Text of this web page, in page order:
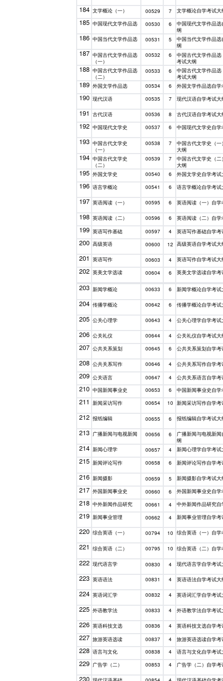
184 文学概论（一） 00529 7 文学概论自学考试大
185 中国现代文学作品选 00530 6
中国现代文学作品
纲
186 中国当代文学作品选 00531 5
中国当代文学作品
纲
187 中国古代文学作品选
（一）
00532 6
中国古代文学作品
考试大纲
188 中国古代文学作品选
（二）
00533 6
中国古代文学作品
考试大纲
189 外国文学作品选 00534 6 外国文学作品选自
190 现代汉语 00535 7 现代汉语自学考试大
191 古代汉语 00536 8 古代汉语自学考试大
192 中国现代文学史 00537 6 中国现代文学史自
193 中国古代文学史
（一）
00538 7
中国古代文学史（
大纲
194 中国古代文学史
（二）
00539 7
中国古代文学史（
大纲
195 外国文学史 00540 6 外国文学史自学考试
196 语言学概论 00541 6 语言学概论自学考试
197 英语阅读（一） 00595 6 英语阅读（一）自
198 英语阅读（二） 00596 6 英语阅读（二）自
199 英语写作基础 00597 4 英语写作基础自学考
200 高级英语 00600 12 高级英语自学考试大
201 英语写作 00603 4 英语写作自学考试大
202 英美文学选读 00604 6 英美文学选读自学考
203 新闻学概论 00633 6 新闻学概论自学考试
204 传播学概论 00642 6 传播学概论自学考试
205 公关心理学 00643 4 公关心理学自学考试
206 公关礼仪 00644 4 公关礼仪自学考试大
207 公共关系策划 00645 6 公共关系策划自学考
208 公共关系写作 00646 4 公共关系写作自学考
209 公关语言 00647 4 公共关系语言自学考
210 中国新闻事业史 00653 6 中国新闻事业史自
211 新闻采访写作 00654 10 新闻采访写作自学考
212 报纸编辑 00655 6 报纸编辑自学考试大
213 广播新闻与电视新闻 00656 6
广播新闻与电视新
纲
214 新闻心理学 00657 4 新闻心理学自学考试
215 新闻评论写作 00658 6 新闻评论写作自学考
216 新闻摄影 00659 5 新闻摄影自学考试大
217 外国新闻事业史 00660 6 外国新闻事业史自
218 中外新闻作品研究 00661 4 中外新闻作品研究
219 新闻事业管理 00662 4 新闻事业管理自学考
220 综合英语（一） 00794 10 综合英语（一）自
221 综合英语（二） 00795 10 综合英语（二）自
222 现代语言学 00830 4 现代语言学自学考试
223 英语语法 00831 4 英语语法自学考试大
224 英语词汇学 00832 4 英语词汇学自学考试
225 外语教学法 00833 4 外语教学法自学考试
226 英语科技文选 00836 4 英语科技文选自学考
227 旅游英语选读 00837 4 旅游英语选读自学考
228 语言与文化 00838 4 语言与文化自学考试
229 广告学（二） 00853 4 广告学（二）自学
230